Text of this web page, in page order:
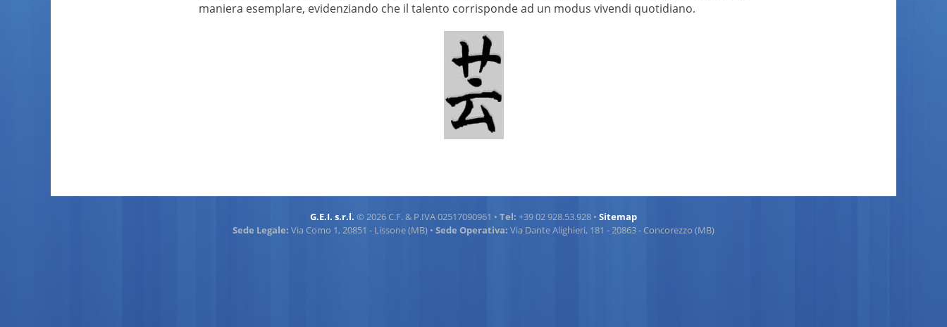
maniera esemplare, evidenziando che il talento corrisponde ad un modus vivendi quotidiano.
G.E.I. s.r.l. © 2026 C.F. & P.IVA 02517090961 • Tel: +39 02 928.53.928 • Sitemap
Sede Legale: Via Como 1, 20851 - Lissone (MB) • Sede Operativa: Via Dante Alighieri, 181 - 20863 - Concorezzo (MB)